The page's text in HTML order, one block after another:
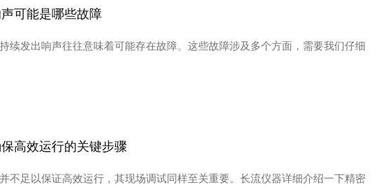
可能是哪些故障
续发出响声往往意味着可能存在故障。这些故障涉及多个方面，需要我们仔细
高效运行的关键步骤
不足以保证高效运行，其现场调试同样至关重要。长流仪器详细介绍一下精密